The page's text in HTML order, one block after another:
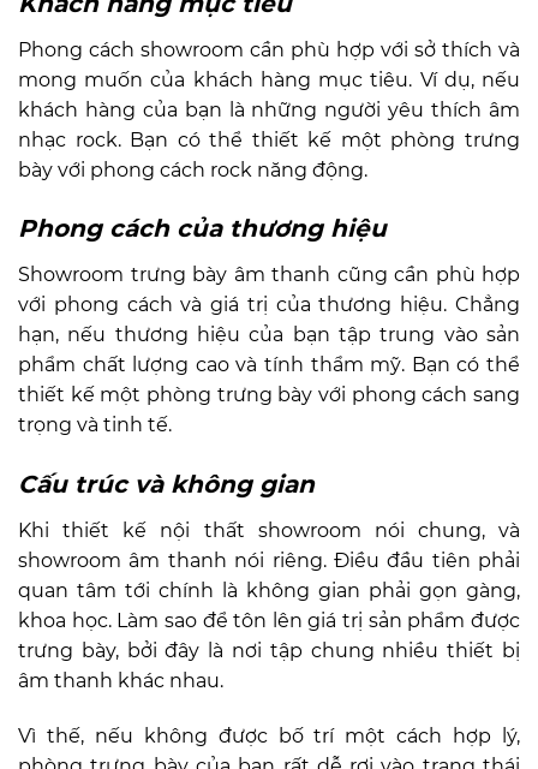
Phong cách showroom cần phù hợp với sở thích và
mong muốn của khách hàng mục tiêu. Ví dụ, nếu
khách hàng của bạn là những người yêu thích âm
nhạc rock. Bạn có thể thiết kế một phòng trưng
bày với phong cách rock năng động.
Phong cách của thương hiệu
Showroom trưng bày âm thanh cũng cần phù hợp
với phong cách và giá trị của thương hiệu. Chẳng
hạn, nếu thương hiệu của bạn tập trung vào sản
phẩm chất lượng cao và tính thẩm mỹ. Bạn có thể
thiết kế một phòng trưng bày với phong cách sang
trọng và tinh tế.
Cấu trúc và không gian
Khi thiết kế nội thất showroom nói chung, và
showroom âm thanh nói riêng. Điều đầu tiên phải
quan tâm tới chính là không gian phải gọn gàng,
khoa học. Làm sao để tôn lên giá trị sản phẩm được
trưng bày, bởi đây là nơi tập chung nhiều thiết bị
âm thanh khác nhau.
Vì thế, nếu không được bố trí một cách hợp lý,